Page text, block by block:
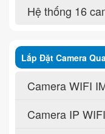
Hệ thống 16
Lắp Đặt Camera
Camera WIFI
Camera IP